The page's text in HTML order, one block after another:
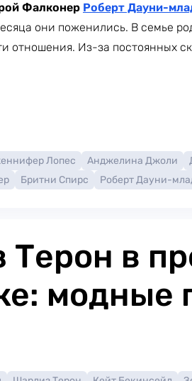
Фалконер Роберт Дауни-
они поженились. В семье
отношения. Из-за постоянных
Лопес Анджелина Джоли
Бритни Спирс Роберт Дауни-
в
модные